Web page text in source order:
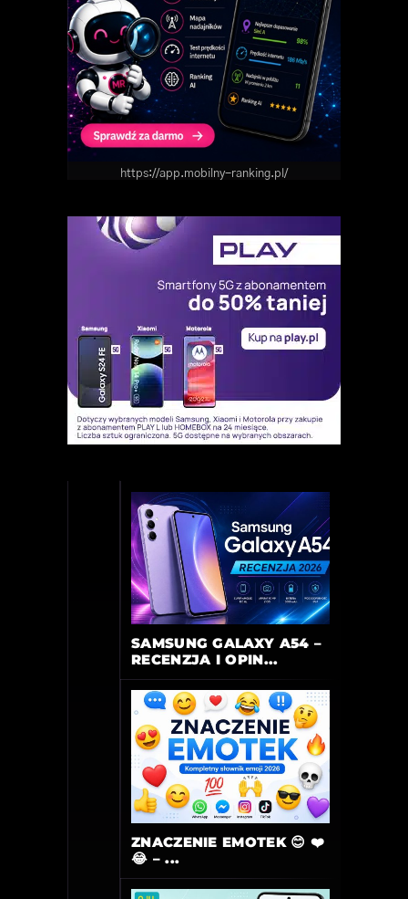
https://app.mobilny-ranking.pl/
SAMSUNG GALAXY A54 –
RECENZJA I OPIN...
ZNACZENIE EMOTEK 😊 ❤️
😂 – ...